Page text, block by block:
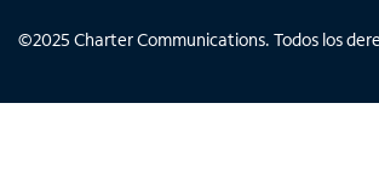
©2025 Charter Communications. Todos los